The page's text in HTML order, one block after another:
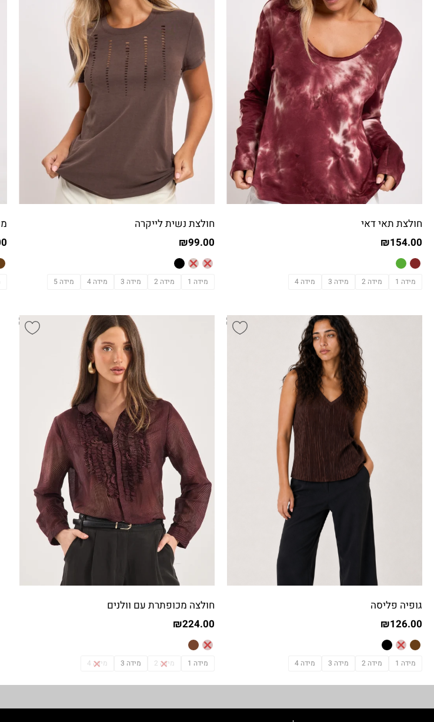
חולצת תאי דאי
₪154.00
מידה 1 מידה 2 מידה 3 מידה 4
חולצת נשית לייקרה
₪99.00
מידה 1 מידה 2 מידה 3 מידה 4 מידה 5
גופיה פליסה
₪126.00
מידה 1 מידה 2 מידה 3 מידה 4
חולצה מכופתרת עם וולנים
₪224.00
מידה 1 מידה 2 מידה 3 מידה 4